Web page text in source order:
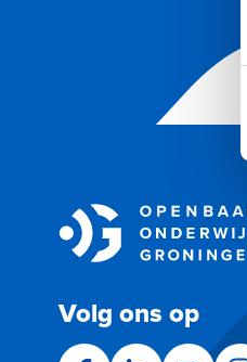
Volg ons op